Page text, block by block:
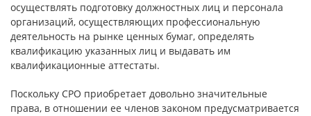
осуществлять подготовку должностных лиц и персонала
организаций, осуществляющих профессиональную
деятельность на рынке ценных бумаг, определять
квалификацию указанных лиц и выдавать им
квалификационные аттестаты.
Поскольку СРО приобретает довольно значительные
права, в отношении ее членов законом предусматривается